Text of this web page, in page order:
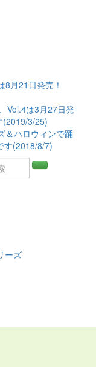
月21日発売！
Vol.4は3月27日発
(2019/3/25)
＆ハロウィンで踊
す(2018/8/7)
ーズ